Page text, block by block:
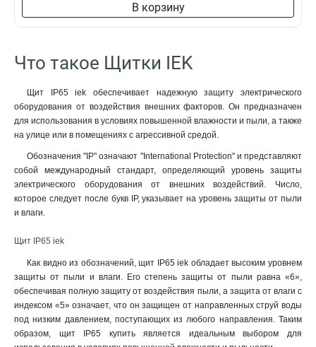
В корзину
Что такое Щитки IEK
Щит IP65 iek обеспечивает надежную защиту электрического
оборудования от воздействия внешних факторов. Он предназначен
для использования в условиях повышенной влажности и пыли, а также
на улице или в помещениях с агрессивной средой.
Обозначения "IP" означают "International Protection" и представляют
собой международный стандарт, определяющий уровень защиты
электрического оборудования от внешних воздействий. Число,
которое следует после букв IP, указывает на уровень защиты от пыли
и влаги.
Щит IP65 iek
Как видно из обозначений, щит IP65 iek обладает высоким уровнем
защиты от пыли и влаги. Его степень защиты от пыли равна «6»,
обеспечивая полную защиту от воздействия пыли, а защита от влаги с
индексом «5» означает, что он защищен от направленных струй воды
под низким давлением, поступающих из любого направления. Таким
образом, щит IP65 купить является идеальным выбором для